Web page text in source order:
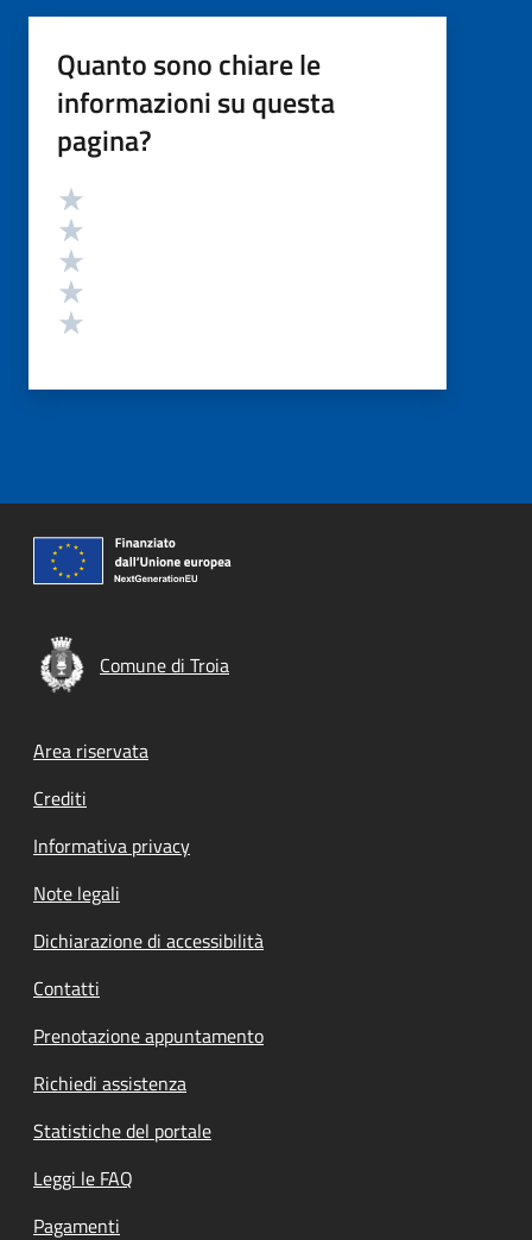
Quanto sono chiare le
informazioni su questa
pagina?
Valutazione
Comune di Troia
Footer menu
Area riservata
Crediti
Informativa privacy
Note legali
Dichiarazione di accessibilità
Contatti
Prenotazione appuntamento
Richiedi assistenza
Statistiche del portale
Leggi le FAQ
Pagamenti